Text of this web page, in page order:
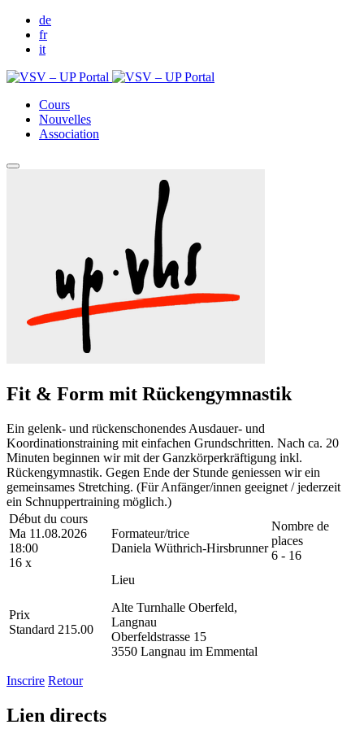
de
fr
it
Cours
Nouvelles
Association
Fit & Form mit Rückengymnastik
Ein gelenk- und rückenschonendes Ausdauer- und
Koordinationstraining mit einfachen Grundschritten. Nach ca. 20
Minuten beginnen wir mit der Ganzkörperkräftigung inkl.
Rückengymnastik. Gegen Ende der Stunde geniessen wir ein
gemeinsames Stretching. (Für Anfänger/innen geeignet / jederzeit
ein Schnuppertraining möglich.)
Début du cours
Ma 11.08.2026
18:00
16 x
Formateur/trice
Daniela Wüthrich-Hirsbrunner
Nombre de
places
6 - 16
Prix
Standard 215.00
Lieu
Alte Turnhalle Oberfeld,
Langnau
Oberfeldstrasse 15
3550 Langnau im Emmental
Inscrire Retour
Lien directs